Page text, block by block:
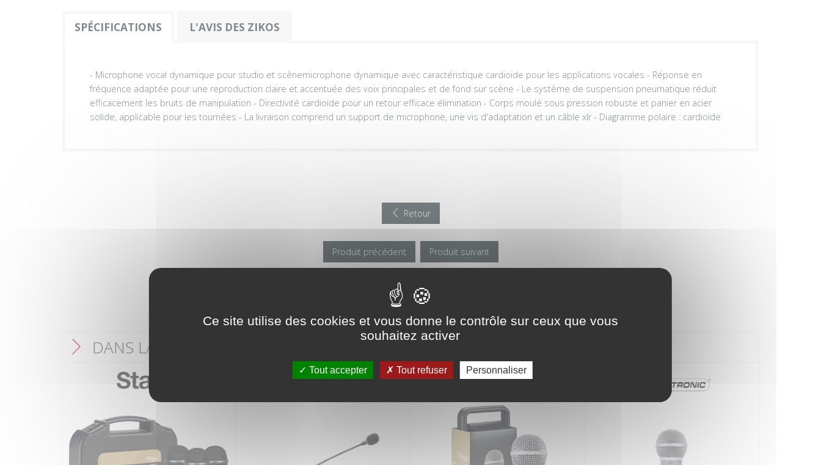
SPÉCIFICATIONS L'AVIS DES ZIKOS
- Microphone vocal dynamique pour studio et scènemicrophone dynamique avec caractéristique cardioïde pour les applications vocales - Réponse en
fréquence adaptée pour une reproduction claire et accentuée des voix principales et de fond sur scène - Le système de suspension pneumatique réduit
efficacement les bruits de manipulation - Directivité cardioïde pour un retour efficace élimination - Corps moulé sous pression robuste et panier en acier
solide, applicable pour les tournées - La livraison comprend un support de microphone, une vis d'adaptation et un câble xlr - Diagramme polaire : cardioïde
Retour
Produit précédent Produit suivant
F DANS LA MÊME CATÉGORIE
Ce site utilise des cookies et vous donne le contrôle sur ceux que vous
souhaitez activer
Tout accepter Tout refuser Personnaliser